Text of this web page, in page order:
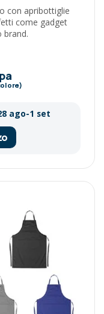
con apribottiglie
come gadget
brand.
ago-1 set